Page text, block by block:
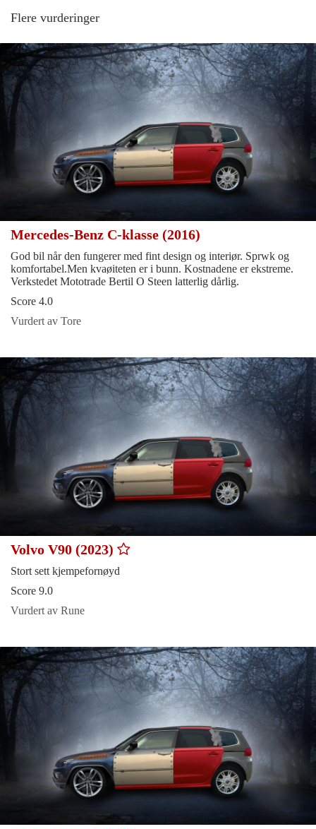
Flere vurderinger
Mercedes-Benz C-klasse (2016)
God bil når den fungerer med fint design og interiør. Sprwk og
komfortabel.Men kvaøiteten er i bunn. Kostnadene er ekstreme.
Verkstedet Mototrade Bertil O Steen latterlig dårlig.
Score 4.0
Vurdert av Tore
Volvo V90 (2023)
Stort sett kjempefornøyd
Score 9.0
Vurdert av Rune